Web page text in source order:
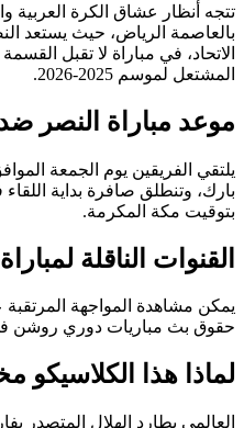
تتجه أنظار عشاق الكرة العربية
بالعاصمة الرياض، حيث يستعد
الاتحاد، في مباراة لا تقبل
المشتعل لموسم 2025-2026.
موعد مباراة النصر ضد
بارك، وتنطلق صافرة بداية
بتوقيت مكة المكرمة.
القنوات الناقلة
حقوق بث مباريات دوري روشن
​لماذا هذا الكلاسيكو
​العالمي يطارد الهلال المتصدر